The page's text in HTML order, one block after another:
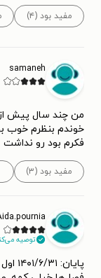
مفید بود (۴)
samaneh
من چند سال پیش
خوندم بنظرم خوب
فکرم بود رو نداشت
مفید بود (۳)
توصیه